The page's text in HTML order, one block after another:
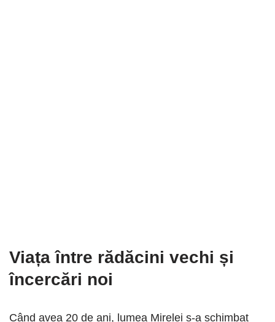
Viața între rădăcini vechi și
încercări noi
Când avea 20 de ani, lumea Mirelei s-a schimbat